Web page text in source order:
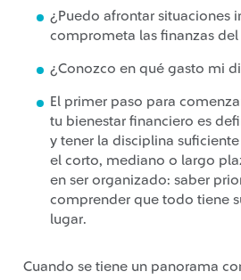
¿Puedo afrontar situaciones
comprometa las finanzas
¿Conozco en qué gasto mi
El primer paso para
tu bienestar financiero es
y tener la disciplina
el corto, mediano o largo
en ser organizado: saber
comprender que todo tiene
lugar.
Cuando se tiene un panorama